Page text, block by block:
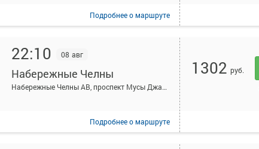
Подробнеео маршруте
22:10 08 авг
Набережные Челны
Набережные Челны АВ, проспект Мусы Джалиля, 7
Подробнеео маршруте
1302 руб.